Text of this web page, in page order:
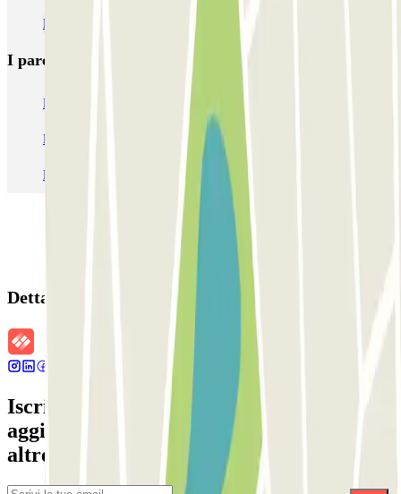
Parcheggi all’Aeroporto di Lisbona Humberto Delgado (LIS)
I parcheggi
Parcheggio Venezia Parcheggio Piazzale Roma Venezia
Parcheggio Roma Parcheggio Milano
Parcheggio Malpensa Terminal 1 Parcheggio Malpensa
Dettagli della prenotazione
Iscriviti alla nostra Newsletter e rimani
aggiornato su sconti, concorsi e tante
altre sorprese.